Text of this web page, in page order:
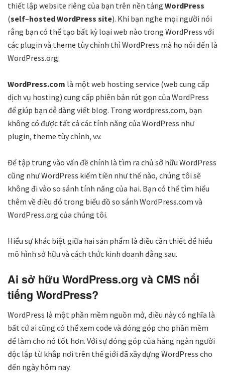
thiết lập website riêng của bạn trên nền tảng WordPress
(self–hosted WordPress site). Khi bạn nghe mọi người nói
rằng bạn có thể tạo bất kỳ loại web nào trong WordPress với
các plugin và theme tùy chỉnh thì WordPress mà họ nói đến là
WordPress.org.
WordPress.com là một web hosting service (web cung cấp
dịch vụ hosting) cung cấp phiên bản rút gọn của WordPress
để giúp bạn dễ dàng viết blog. Trong wordpress.com, bạn
không có được tất cả các tính năng của WordPress như
plugin, theme tùy chỉnh, v.v.
Để tập trung vào vấn đề chính là tìm ra chủ sở hữu WordPress
cũng như WordPress kiếm tiền như thế nào, chúng tôi sẽ
không đi vào so sánh tính năng của hai. Bạn có thể tìm hiểu
thêm về điều đó trong biểu đồ so sánh WordPress.com và
WordPress.org của chúng tôi.
Hiểu sự khác biệt giữa hai sản phẩm là điều cần thiết để hiểu
mô hình sở hữu và cách thức kinh doanh đằng sau.
Ai sở hữu WordPress.org và CMS nổi
tiếng WordPress?
WordPress là một phần mềm nguồn mở, điều này có nghĩa là
bất cứ ai cũng có thể xem code và đóng góp cho phần mềm
để làm cho nó tốt hơn. Với sự đóng góp của hàng ngàn người
độc lập từ khắp nơi trên thế giới đã xây dựng WordPress cho
đến ngày hôm nay.